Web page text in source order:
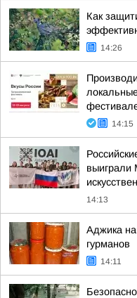
Как
14:26
14:15
выиграли
14:13
Аджика
гурманов
14:11